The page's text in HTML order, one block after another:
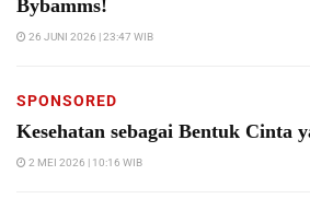
Bybamms!
26 JUNI 2026 | 23:47 WIB
SPONSORED
Kesehatan sebagai Bentuk Cinta
2 MEI 2026 | 10:16 WIB